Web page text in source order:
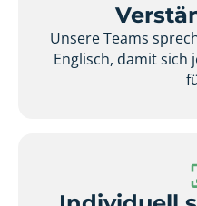
Unsere Teams
Englisch, damit sich